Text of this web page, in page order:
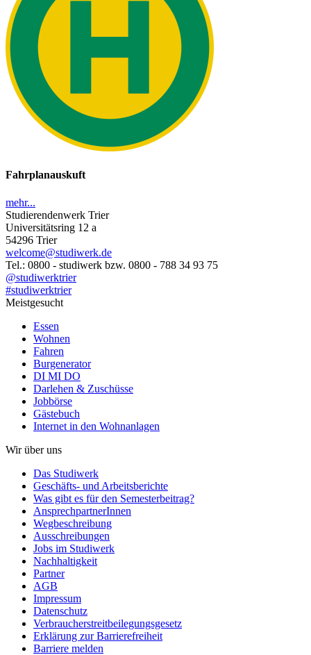
Fahrplanauskuft
mehr...
Studierendenwerk Trier
Universitätsring 12 a
54296 Trier
welcome@studiwerk.de
Tel.: 0800 - studiwerk bzw. 0800 - 788 34 93 75
@studiwerktrier
#studiwerktrier
Meistgesucht
Essen
Wohnen
Fahren
Burgenerator
DI MI DO
Darlehen & Zuschüsse
Jobbörse
Gästebuch
Internet in den Wohnanlagen
Wir über uns
Das Studiwerk
Geschäfts- und Arbeitsberichte
Was gibt es für den Semesterbeitrag?
AnsprechpartnerInnen
Wegbeschreibung
Ausschreibungen
Jobs im Studiwerk
Nachhaltigkeit
Partner
AGB
Impressum
Datenschutz
Verbraucherstreitbeilegungsgesetz
Erklärung zur Barrierefreiheit
Barriere melden